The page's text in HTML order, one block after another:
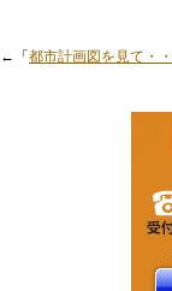
←「 都市計画図を見て・・